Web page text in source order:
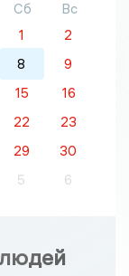
Сб
Вс
1
2
8
9
15
16
22
23
29
30
5 6